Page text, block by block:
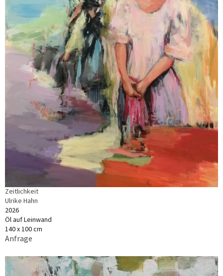
Zeitlichkeit
Ulrike Hahn
2026
Öl auf Leinwand
140 x 100 cm
Anfrage